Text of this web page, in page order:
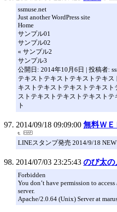
ssmuse.net
Just another WordPress site
Home
サンプル01
サンプル02
« サンプル2
サンプル3
公開日: 2014年10月6日 | 投稿者:
テキストテキストテキストテキ
キストテキストテキストテキス
ストテキストテキストテキスト
ト
2014/09/18 09:09:00 無料Ｗ
LINEスタンプ発売 2014/9/18
2014/07/03 23:25:43 のび太の
Forbidden
You don’t have permission to
server.
Apache/2.0.64 (Unix) Server at